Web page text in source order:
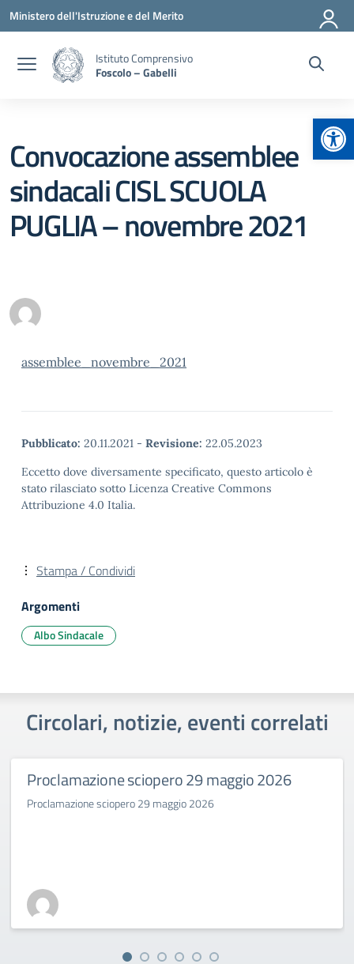
Vai ai contenuti
Vai al menu di navigazione
Vai al footer
Ministero dell'Istruzione e del Merito
Istituto Comprensivo
Foscolo – Gabelli
Convocazione assemblee
sindacali CISL SCUOLA
PUGLIA – novembre 2021
assemblee_novembre_2021
Pubblicato: 20.11.2021 - Revisione: 22.05.2023
Eccetto dove diversamente specificato, questo articolo è
stato rilasciato sotto Licenza Creative Commons
Attribuzione 4.0 Italia.
Stampa / Condividi
Argomenti
Albo Sindacale
Circolari, notizie, eventi correlati
Proclamazione sciopero 29 maggio 2026
Proclamazione sciopero 29 maggio 2026